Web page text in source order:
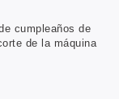
cumpleaños de
de la máquina